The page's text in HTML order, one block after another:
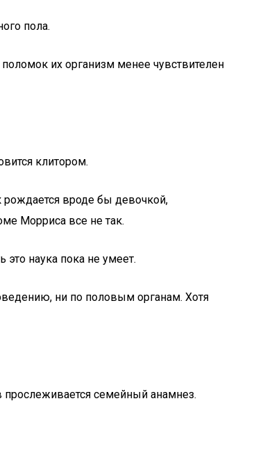
пола.
их организм менее чувствителен
клитором.
вроде бы девочкой,
Морриса все не так.
наука пока не умеет.
ни по половым органам. Хотя
прослеживается семейный анамнез.